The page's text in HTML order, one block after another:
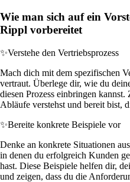
Wie man sich auf ein
Rippl vorbereitet
✨Verstehe den Vertriebsprozess
Mach dich mit dem spezifischen
vertraut. Überlege dir, wie du
diesen Prozess einbringen
Abläufe verstehst und bereit bist,
✨Bereite konkrete Beispiele vor
Denke an konkrete Situationen
in denen du erfolgreich Kunden
hast. Diese Beispiele helfen dir,
und zeigen, dass du die